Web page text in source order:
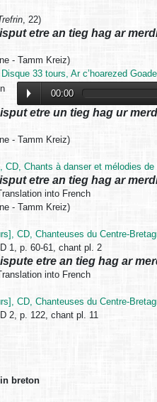
, 22)
etre an tieg hag ar
- Tamm Kreiz)
33 tours, Ar c’hoarezed
00:00
etre un tieg hag ur
- Tamm Kreiz)
CD, Chants à danser et mélodies de
etre an tieg hag ar
into French
- Tamm Kreiz)
CD, Chanteuses du Centre-
1, p. 60-61, chant pl. 2
etre an tieg hag ar
into French
CD, Chanteuses du Centre-
2, p. 122, chant pl. 11
breton